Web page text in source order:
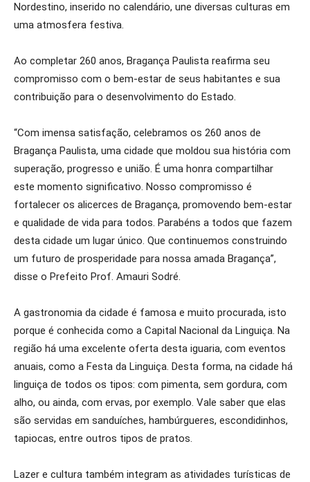
Nordestino, inserido no calendário, une diversas culturas em
uma atmosfera festiva.
Ao completar 260 anos, Bragança Paulista reafirma seu
compromisso com o bem-estar de seus habitantes e sua
contribuição para o desenvolvimento do Estado.
“Com imensa satisfação, celebramos os 260 anos de
Bragança Paulista, uma cidade que moldou sua história com
superação, progresso e união. É uma honra compartilhar
este momento significativo. Nosso compromisso é
fortalecer os alicerces de Bragança, promovendo bem-estar
e qualidade de vida para todos. Parabéns a todos que fazem
desta cidade um lugar único. Que continuemos construindo
um futuro de prosperidade para nossa amada Bragança”,
disse o Prefeito Prof. Amauri Sodré.
A gastronomia da cidade é famosa e muito procurada, isto
porque é conhecida como a Capital Nacional da Linguiça. Na
região há uma excelente oferta desta iguaria, com eventos
anuais, como a Festa da Linguiça. Desta forma, na cidade há
linguiça de todos os tipos: com pimenta, sem gordura, com
alho, ou ainda, com ervas, por exemplo. Vale saber que elas
são servidas em sanduíches, hambúrgueres, escondidinhos,
tapiocas, entre outros tipos de pratos.
Lazer e cultura também integram as atividades turísticas de